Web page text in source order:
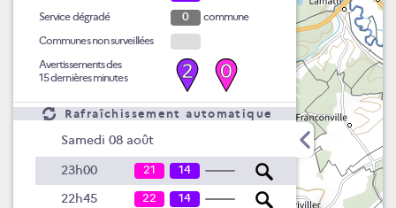
Service dégradé
0
commune
Communes non surveillées
Avertissements des
15 dernières minutes
2 0
Rafraîchissement automatique
Samedi 08 août
23h00 21 14
22h45 22 14